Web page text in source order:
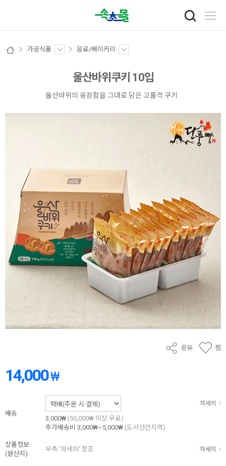
가공식품 음료/베이커리
울산바위쿠키 10입
울산바위의 웅장함을 그대로 담은 고품격 쿠키
공유 찜
14,000₩
배송
자세히
3,000₩ (50,000₩ 이상 무료)
추가배송비 3,000₩~5,000₩ (도서산간지역)
상품정보
(원산지)
우측 '자세히' 참조 자세히